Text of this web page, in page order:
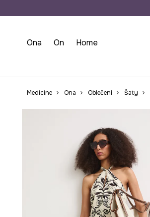
Ona On Home
Medicine Ona Oblečení Šaty